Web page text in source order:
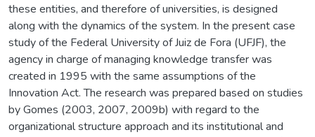
these entities, and therefore of universities, is designed
along with the dynamics of the system. In the present case
study of the Federal University of Juiz de Fora (UFJF), the
agency in charge of managing knowledge transfer was
created in 1995 with the same assumptions of the
Innovation Act. The research was prepared based on studies
by Gomes (2003, 2007, 2009b) with regard to the
organizational structure approach and its institutional and